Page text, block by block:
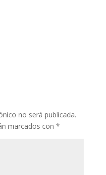
no será publicada.
marcados con *